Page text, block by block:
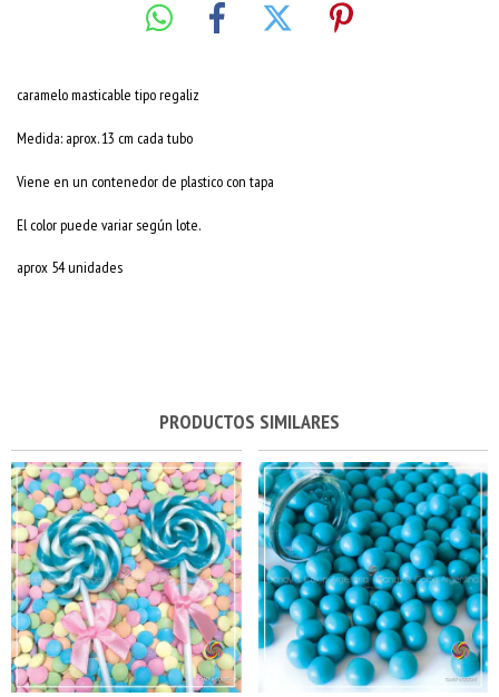
caramelo masticable tipo regaliz
Medida: aprox. 13 cm cada tubo
Viene en un contenedor de plastico con tapa
El color puede variar según lote.
aprox 54 unidades
PRODUCTOS SIMILARES